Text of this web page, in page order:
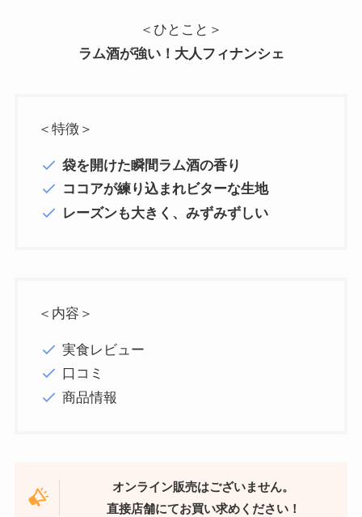
＜ひとこと＞
ラム酒が強い！大人フィナンシェ
＜特徴＞
袋を開けた瞬間ラム酒の香り
ココアが練り込まれビターな生地
レーズンも大きく、みずみずしい
＜内容＞
実食レビュー
口コミ
商品情報
オンライン販売はございません。
直接店舗にてお買い求めください！